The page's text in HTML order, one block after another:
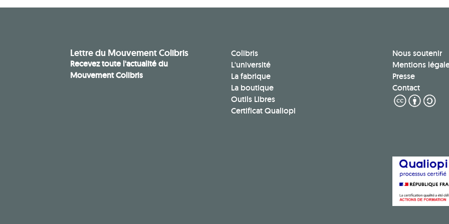
Lettre du Mouvement Colibris
Recevez toute l'actualité du
Mouvement Colibris
Colibris
L'université
La fabrique
La boutique
Outils Libres
Certificat Qualiopi
Nous soutenir
Mentions
Presse
Contact